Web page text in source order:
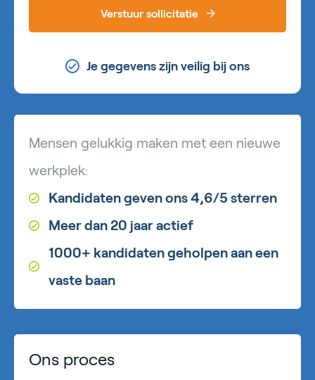
Verstuur sollicitatie
Je gegevens zijn veilig bij ons
Mensen gelukkig maken met een nieuwe
werkplek:
Kandidaten geven ons 4,6/5 sterren
Meer dan 20 jaar actief
1000+ kandidaten geholpen aan een
vaste baan
Ons proces